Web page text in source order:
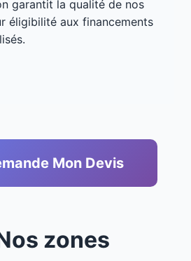
garantit la qualité de nos
éligibilité aux financements
Mon Devis
zones